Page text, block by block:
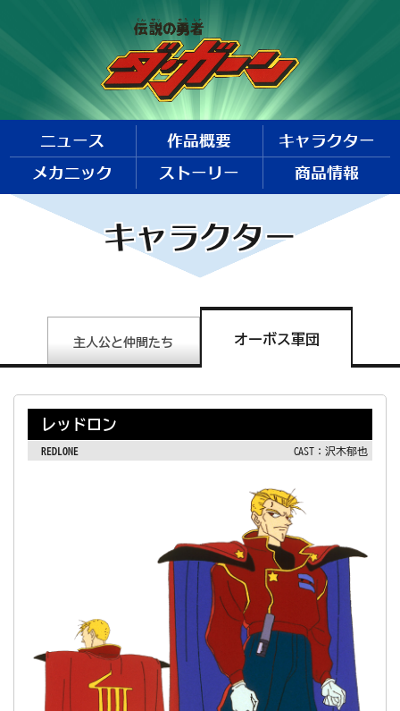
ニュース 作品概要
キャラクター
メカニック
ストーリー 商品情報
キャラクター
主人公と仲間たち オーボス軍団
レッドロン
REDLONE CAST：沢木郁也